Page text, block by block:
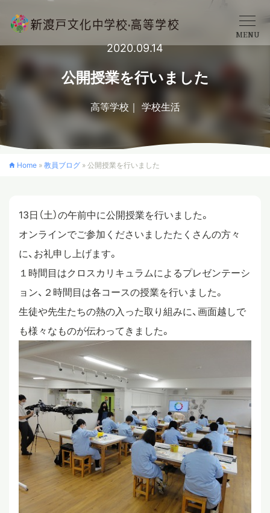
学校概要
中学校
高等学校
クロスカリキュラム
スタディツアー
ニュース
教員ブログ
在校生・保護者・卒業生の方へ
MENU
2020.09.14
公開授業を行いました
高等学校 学校生活
Home » 教員ブログ » 公開授業を行いました
13日（土）の午前中に公開授業を行いました。
オンラインでご参加くださいましたたくさんの方々
に、お礼申し上げます。
１時間目はクロスカリキュラムによるプレゼンテーシ
ョン、２時間目は各コースの授業を行いました。
生徒や先生たちの熱の入った取り組みに、画面越しで
も様々なものが伝わってきました。